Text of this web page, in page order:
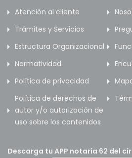
Atención al cliente
Trámites y Servicios
Estructura Organizacional
Normatividad
Política de privacidad
Política de derechos de
autor y/o autorización de
uso sobre los contenidos
Descarga tu APP notaría 62 del